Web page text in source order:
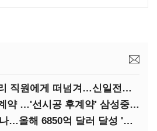
제습기 등 재고 처리 직원에게 떠넘겨…신일전자 '과징금 처벌'
일 맡기고 깜깜이 계약 …'선시공 후계약' 삼성중공업 덜미
수출 '상저하저' 오나…올해 6850억 달러 달성 '빨간불'